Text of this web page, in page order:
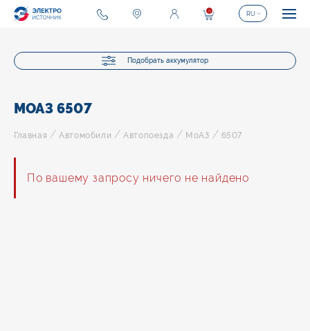
Подобрать аккумулятор
МОАЗ 6507
Главная /Автомобили /Автопоезда / МоАЗ / 6507
По вашему запросу ничего не найдено
0 RU